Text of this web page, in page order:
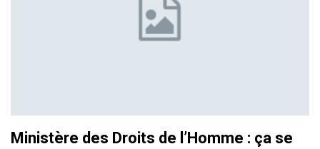
Ministère des Droits de l’Homme : ça se